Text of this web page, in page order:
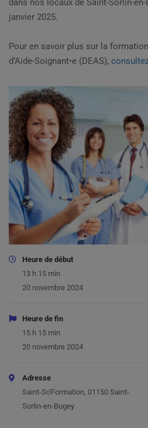
dans nos locaux de Saint-Sorlin-
janvier 2025.
Pour en savoir plus sur la
d’Aide-Soignant•e (DEAS),
Heure de début
13 h 15 min
20 novembre 2024
Heure de fin
15 h 15 min
20 novembre 2024
Adresse
Saint-So'Formation, 01150 Saint-
Sorlin-en-Bugey